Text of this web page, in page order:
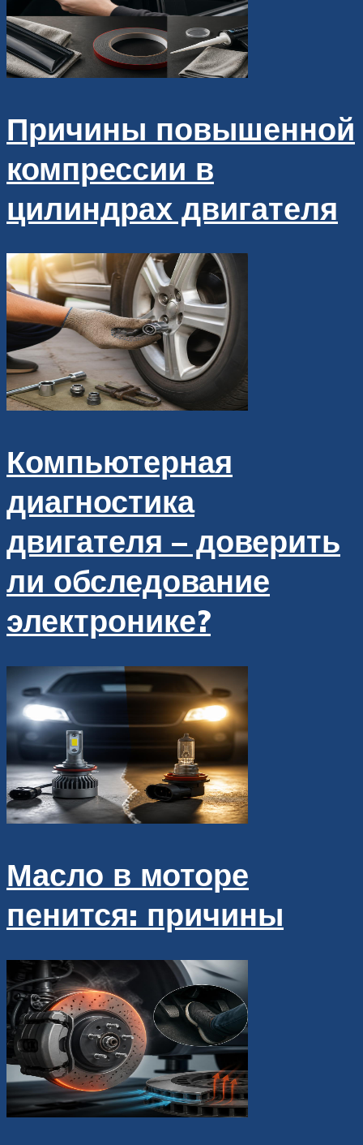
Причины повышенной
компрессии в
цилиндрах двигателя
Компьютерная
диагностика
двигателя – доверить
ли обследование
электронике?
Масло в моторе
пенится: причины